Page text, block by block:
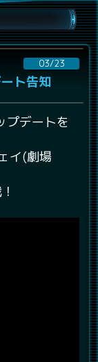
03/23
ト告知
プデートを
イ(劇場